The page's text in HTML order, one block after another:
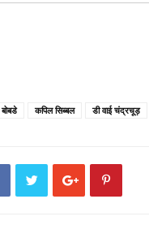
कपिल सिब्बल डी वाई चंद्रचूड़